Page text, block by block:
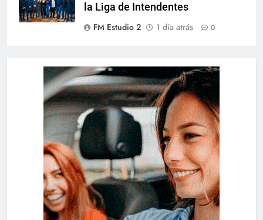
la Liga de Intendentes
FM Estudio 2
1 día atrás 0